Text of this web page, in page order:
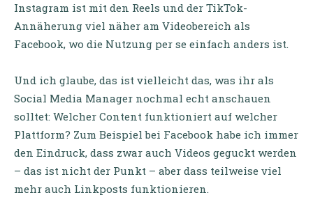
Instagram ist mit den Reels und der TikTok-
Annäherung viel näher am Videobereich als
Facebook, wo die Nutzung per se einfach anders ist.
Und ich glaube, das ist vielleicht das, was ihr als
Social Media Manager nochmal echt anschauen
solltet: Welcher Content funktioniert auf welcher
Plattform? Zum Beispiel bei Facebook habe ich immer
den Eindruck, dass zwar auch Videos geguckt werden
– das ist nicht der Punkt – aber dass teilweise viel
mehr auch Linkposts funktionieren.